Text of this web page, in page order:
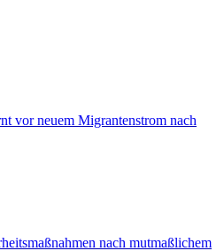
vor neuem Migrantenstrom nach
nach mutmaßlichem